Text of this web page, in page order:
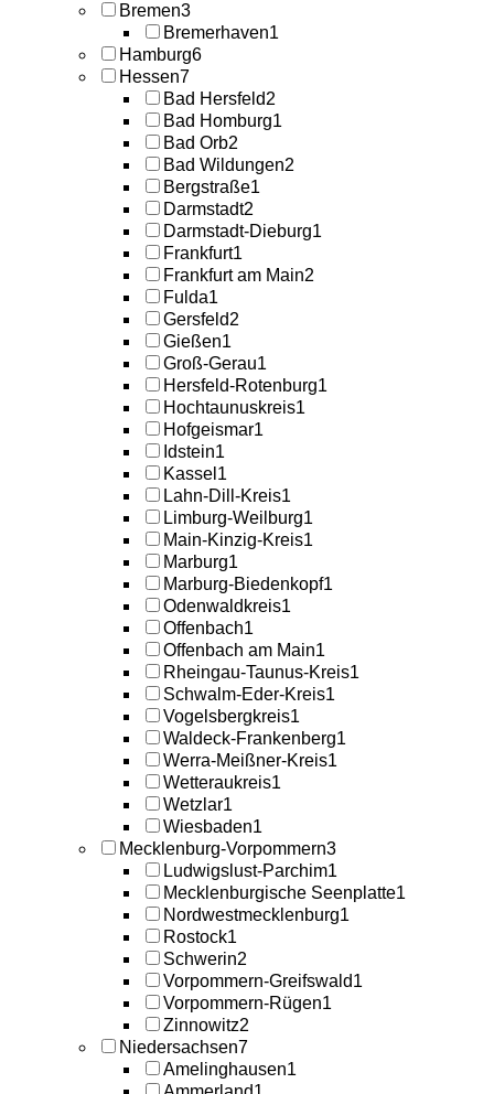
Bremen3
Bremerhaven1
Hamburg6
Hessen7
Bad Hersfeld2
Bad Homburg1
Bad Orb2
Bad Wildungen2
Bergstraße1
Darmstadt2
Darmstadt-Dieburg1
Frankfurt1
Frankfurt am Main2
Fulda1
Gersfeld2
Gießen1
Groß-Gerau1
Hersfeld-Rotenburg1
Hochtaunuskreis1
Hofgeismar1
Idstein1
Kassel 1
Lahn-Dill-Kreis1
Limburg-Weilburg1
Main-Kinzig-Kreis1
Marburg1
Marburg-Biedenkopf1
Odenwaldkreis1
Offenbach1
Offenbach am Main1
Rheingau-Taunus-Kreis1
Schwalm-Eder-Kreis1
Vogelsbergkreis1
Waldeck-Frankenberg1
Werra-Meißner-Kreis1
Wetteraukreis1
Wetzlar1
Wiesbaden1
Mecklenburg-Vorpommern3
Ludwigslust-Parchim1
Mecklenburgische Seenplatte1
Nordwestmecklenburg1
Rostock1
Schwerin2
Vorpommern-Greifswald1
Vorpommern-Rügen1
Zinnowitz2
Niedersachsen7
Amelinghausen1